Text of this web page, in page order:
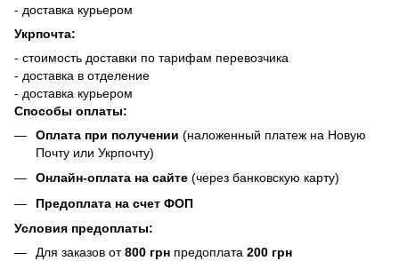
- доставка курьером
Укрпочта:
- стоимость доставки по тарифам перевозчика
- доставка в отделение
- доставка курьером
Способы оплаты:
Оплата при получении (наложенный платеж на Новую
Почту или Укрпочту)
Онлайн-оплата на сайте (через банковскую карту)
Предоплата на счет ФОП
Условия предоплаты:
Для заказов от800 грн предоплата 200 грн